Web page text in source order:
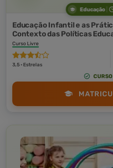
Educação
Educação Infantil e as
Contexto das Políticas
Curso Livre
3,5 · Estrelas